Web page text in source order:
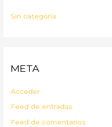
Sin categoría
META
Acceder
Feed de entradas
Feed de comentarios